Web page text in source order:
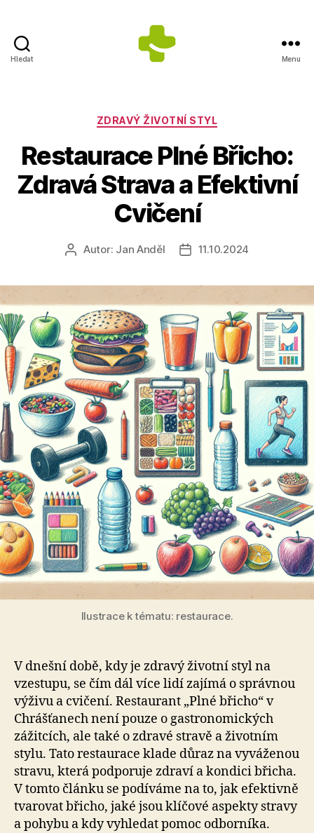
Hledat
s.r.o.
-
Výrobce
doplňků
stravy
Menu
Rubriky
ZDRAVÝ ŽIVOTNÍ STYL
Restaurace Plné Břicho:
Zdravá Strava a Efektivní
Cvičení
AutorAutor: Jan Anděl
Datum
11.10.2024
Ilustrace k tématu: restaurace.
V dnešní době, kdy je zdravý životní styl na
vzestupu, se čím dál více lidí zajímá o správnou
výživu a cvičení. Restaurant „Plné břicho“ v
Chrášťanech není pouze o gastronomických
zážitcích, ale také o zdravé stravě a životním
stylu. Tato restaurace klade důraz na vyváženou
stravu, která podporuje zdraví a kondici břicha.
V tomto článku se podíváme na to, jak efektivně
tvarovat břicho, jaké jsou klíčové aspekty stravy
a pohybu a kdy vyhledat pomoc odborníka.